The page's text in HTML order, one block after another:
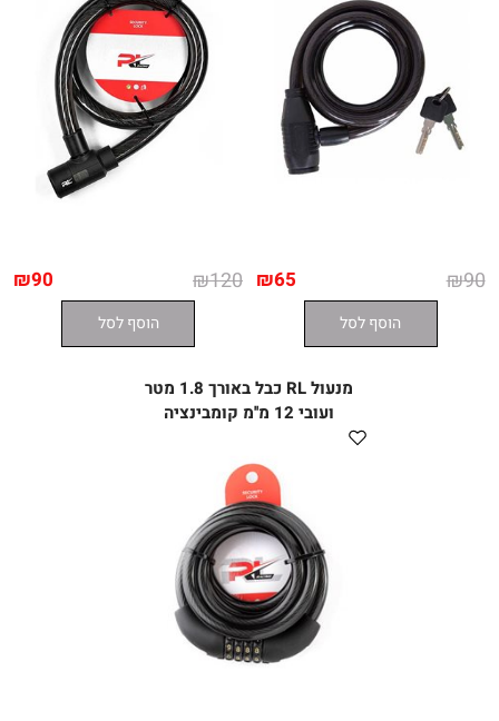
₪90
₪65
הוסף לסל
₪120
₪90
הוסף לסל
מנעול RL כבל באורך 1.8 מטר
ועובי 12 מ''מ קומבינציה